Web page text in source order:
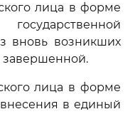
лица в форме
вновь возникших
завершенной.
лица в форме
в единый